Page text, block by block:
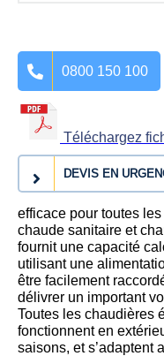
0800 150 100
Téléchargez
DEVIS EN
efficace pour toutes
chaude sanitaire et
fournit une capacité
utilisant une
être facilement
délivrer un important
Toutes les chaudières
fonctionnent en
saisons, et s’adaptent